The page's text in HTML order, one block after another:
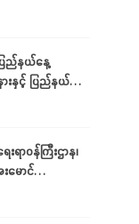
ျားနှင့်
ြည်နယ်နေ့
နှင့် ပြည်နယ်
င့်ခြင်း
တ်ဖော်ပြသသည့်
အလာနှင့်အညီ
းရာဝန်ကြီးဌာန၊
မောင်
းမှူးရုံးရှိ